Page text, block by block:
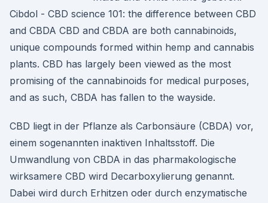
Cibdol - CBD science 101: the difference between CBD
and CBDA CBD and CBDA are both cannabinoids,
unique compounds formed within hemp and cannabis
plants. CBD has largely been viewed as the most
promising of the cannabinoids for medical purposes,
and as such, CBDA has fallen to the wayside.
CBD liegt in der Pflanze als Carbonsäure (CBDA) vor,
einem sogenannten inaktiven Inhaltsstoff. Die
Umwandlung von CBDA in das pharmakologische
wirksamere CBD wird Decarboxylierung genannt.
Dabei wird durch Erhitzen oder durch enzymatische